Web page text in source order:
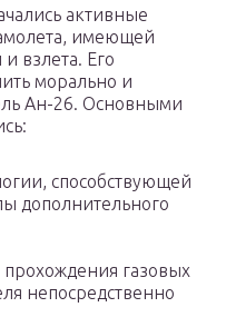
активные
имеющей
взлета. Его
морально и
Ан-26. Основными
способствующей
дополнительного
газовых
непосредственно